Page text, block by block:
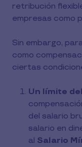
retribución
empresas como
Sin embargo,
como
ciertas
Un límite
del salario
salario en
al Salario